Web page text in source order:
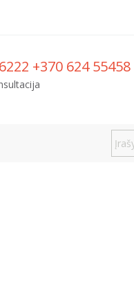
+370 624 55458